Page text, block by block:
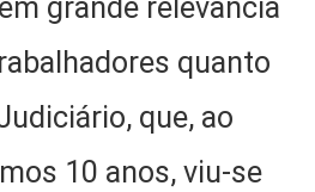
grande relevância
quanto
que, ao
10 anos, viu-se